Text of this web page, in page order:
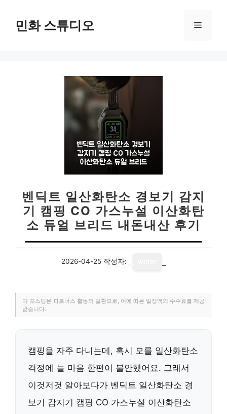
민화 스튜디오 메
벤딕트 일산화탄소 경보기 감지
기 캠핑 CO 가스누설 이산화탄
소 듀얼 브리드 내돈내산 후기
2026-04-25 작성자:
이 포스팅은 파트너스 활동의 일환으로, 이에 따른 일정액의 수수료를 제공
받습니다.
캠핑을 자주 다니는데, 혹시 모를 일산화탄소
걱정에 늘 마음 한편이 불안했어요. 그래서
이것저것 알아보다가 벤딕트 일산화탄소 경
보기 감지기 캠핑 CO 가스누설 이산화탄소